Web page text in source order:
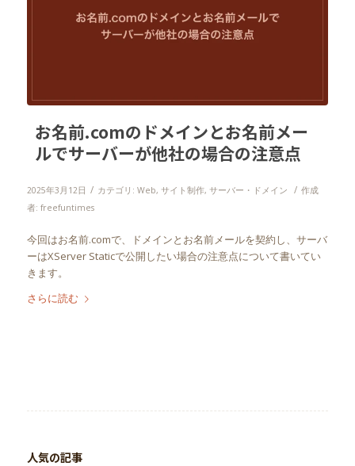
お名前.comのドメインとお名前メー
ルでサーバーが他社の場合の注意点
2025年3月12日 / カテゴリ: Web, サイト制作, サーバー・ドメイン / 作成
者: freefuntimes
今回はお名前.comで、ドメインとお名前メールを契約し、サーバ
ーはXServer Staticで公開したい場合の注意点について書いてい
きます。
さらに読む
人気の記事